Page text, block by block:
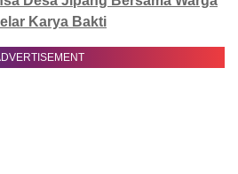
Karya Bakti